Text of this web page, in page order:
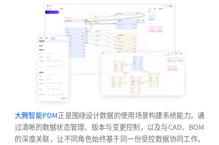
大腾智能PDM正是围绕设计数据的使用场景构建系统能力。通
过清晰的数据状态管理、版本与变更控制，以及与CAD、BOM
的深度关联，让不同角色始终基于同一份受控数据协同工作。